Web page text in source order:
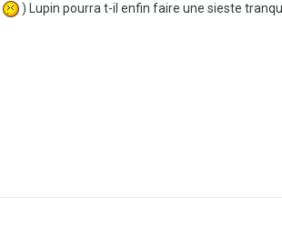
) Lupin pourra t-il enfin faire une sieste